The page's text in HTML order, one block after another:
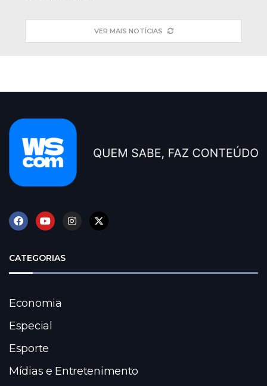
VER MAIS NOTÍCIAS
CATEGORIAS
Economia
Especial
Esporte
Mídias e Entretenimento